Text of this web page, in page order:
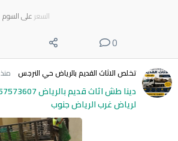
السعر على السوم
0
تخلص الاثاث القديم بالرياض حي النرجس منذ 8 ساعات
لرياض غرب الرياض جنوب